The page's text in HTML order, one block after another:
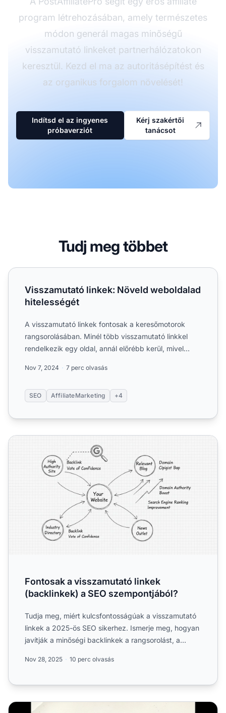
program létrehozásában, amely természetes
módon generál magas minőségű
visszamutató linkeket partnerhálózatokon
keresztül. Kezd el ma az autoritásépítést és
az organikus forgalom növelését!
Indítsd el az ingyenes
próbaverziót
Kérj szakértői
tanácsot
Tudj meg többet
Visszamutató linkek: Növeld weboldalad hitelességét
Visszamutató linkek: Növeld weboldalad
hitelességét
A visszamutató linkek fontosak a keresőmotorok
rangsorolásában. Minél több visszamutató linkkel
rendelkezik egy oldal, annál előrébb kerül, mivel
Nov 7, 2024 7 perc olvasás
SEO AffiliateMarketing +4
Fontosak a visszamutató linkek (backlinkek) a SEO
Fontosak a visszamutató linkek
(backlinkek) a SEO szempontjából?
Tudja meg, miért kulcsfontosságúak a visszamutató
linkek a 2025-ös SEO sikerhez. Ismerje meg, hogyan
javítják a minőségi backlinkek a rangsorolást, a
Nov 28, 2025 10 perc olvasás
Hogyan szerezhetek több visszamutató linket? Teljes